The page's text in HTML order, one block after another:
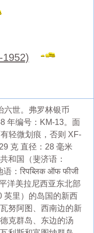
1952)
六世。弗罗林银币
年编号：KM-13。面
轻微划痕，否则 XF-
克 直径：28 毫米
和国（斐济语：
：रिपब्लिक ऑफ फीजी
洋美拉尼西亚东北部
英里）的岛国的新西
努阿图、西南边的新
克群岛、东边的汤